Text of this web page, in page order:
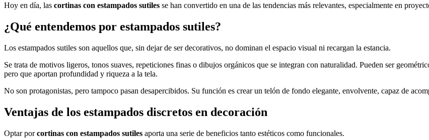
Hoy en día, las cortinas con estampados sutiles se han convertido en una de las tendencias más relevantes, especialmente en
¿Qué entendemos por estampados sutiles?
Los estampados sutiles son aquellos que, sin dejar de ser decorativos, no dominan el espacio visual ni recargan la estancia.
Se trata de motivos ligeros, tonos suaves, repeticiones finas o dibujos orgánicos que se integran con naturalidad. Pueden ser
pero que aportan profundidad y riqueza a la tela.
No son protagonistas, pero tampoco pasan desapercibidos. Su función es crear un telón de fondo elegante, envolvente, capaz de
Ventajas de los estampados discretos en decoración
Optar porcortinas con estampados sutiles aporta una serie de beneficios tanto estéticos como funcionales.